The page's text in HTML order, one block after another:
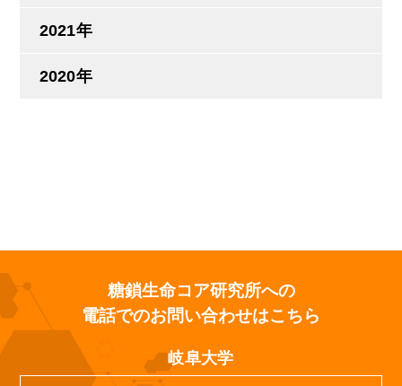
2021年
2020年
糖鎖生命コア研究所への
電話でのお問い合わせはこちら
岐阜大学